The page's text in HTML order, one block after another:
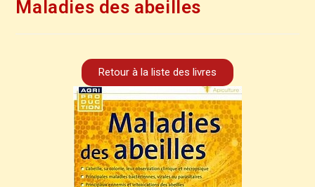
Maladies des abeilles
Retour à la liste des livres